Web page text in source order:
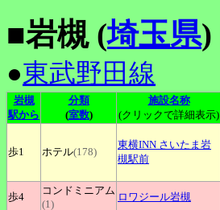
■岩槻 (埼玉県)
●東武野田線
岩槻
駅から
分類
(室数)
施設名称
(クリックで詳細表示)
歩1 ホテル(178)
東横INN さいたま岩
槻駅前
歩4
コンドミニアム
(1)
ロワジール岩槻